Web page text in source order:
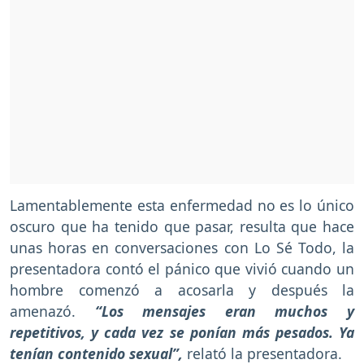
Lamentablemente esta enfermedad no es lo único
oscuro que ha tenido que pasar, resulta que hace
unas horas en conversaciones con Lo Sé Todo, la
presentadora contó el pánico que vivió cuando un
hombre comenzó a acosarla y después la
amenazó. “Los mensajes eran muchos y
repetitivos, y cada vez se ponían más pesados. Ya
tenían contenido sexual”, relató la presentadora.